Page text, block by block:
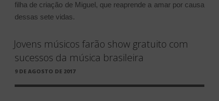
filha de criação de Miguel, que reaprende a amar por causa
dessas sete vidas.
Jovens músicos farão show gratuito com
sucessos da música brasileira
PUBLICADO
9 DE AGOSTO DE 2017